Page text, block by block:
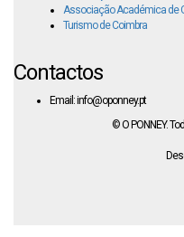
Associação Académica de
Turismo de Coimbra
Contactos
Email: info@oponney.pt
© O PONNEY.